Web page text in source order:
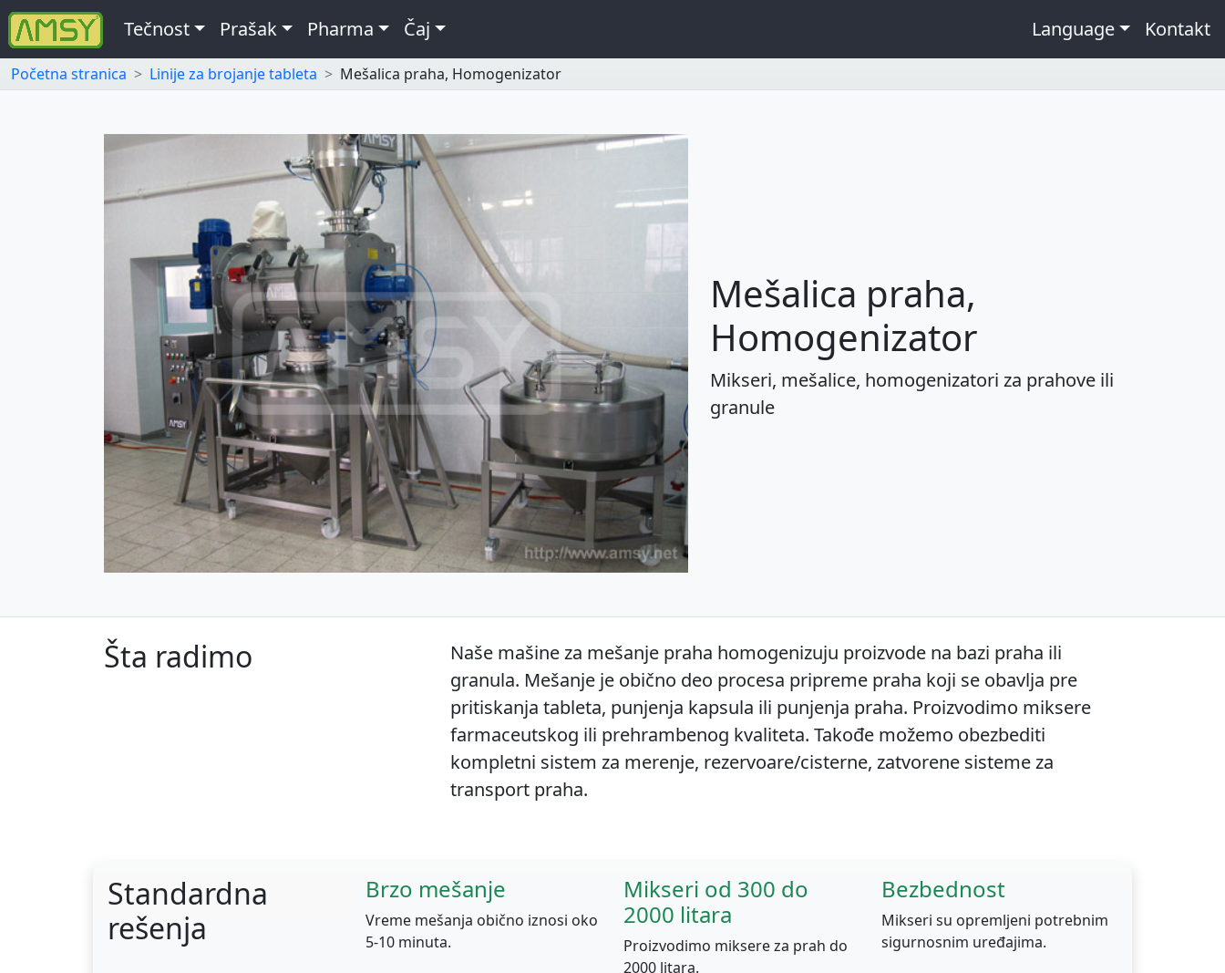
Tečnost Prašak Pharma Čaj Language Kontakt
Početna stranica Linije za brojanje tableta Mešalica praha, Homogenizator
Mešalica praha,
Homogenizator
Mikseri, mešalice, homogenizatori za prahove ili
granule
Šta radimo
Naše mašine za mešanje praha homogenizuju proizvode na bazi praha ili
granula. Mešanje je obično deo procesa pripreme praha koji se obavlja pre
pritiskanja tableta, punjenja kapsula ili punjenja praha. Proizvodimo miksere
farmaceutskog ili prehrambenog kvaliteta. Takođe možemo obezbediti
kompletni sistem za merenje, rezervoare/cisterne, zatvorene sisteme za
transport praha.
Standardna
rešenja
Brzo mešanje
Vreme mešanja obično iznosi oko
5-10 minuta.
Mikseri od 300 do
2000 litara
Proizvodimo miksere za prah do
2000 litara.
Bezbednost
Mikseri su opremljeni potrebnim
sigurnosnim uređajima.